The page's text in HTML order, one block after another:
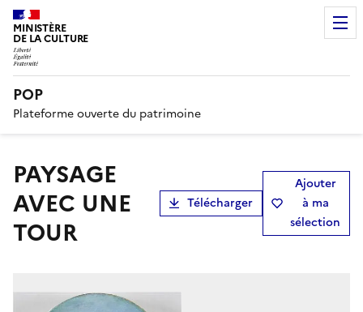
MINISTÈRE
DE LA CULTURE
POP
Plateforme ouverte du patrimoine
PAYSAGE
AVEC UNE
TOUR
Télécharger
Ajouter
à ma
sélection